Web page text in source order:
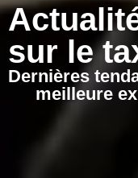
sur le
Dernières
meilleure